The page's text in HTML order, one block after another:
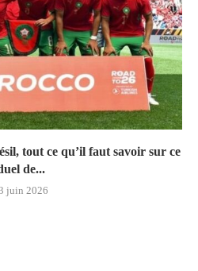
tout ce qu’il faut savoir sur ce
de...
juin 2026